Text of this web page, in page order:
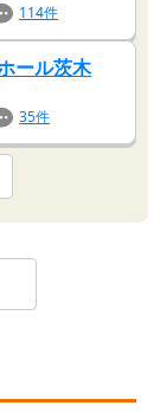
114件
ール茨木
35件